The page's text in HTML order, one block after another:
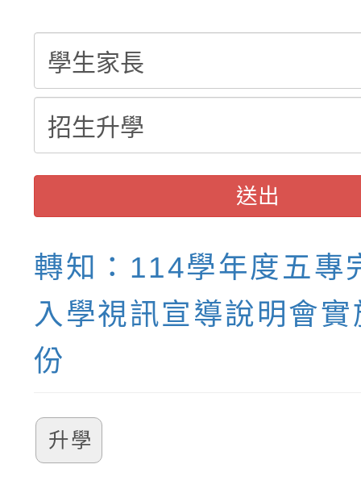
結果(第11招)
學年度第1學期第9次代
結果(第3招)
送出
轉知：114學年度五專
入學視訊宣導說明會
份
升學